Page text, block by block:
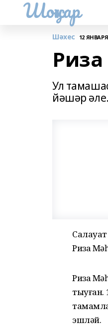
Шоңҡар
Шәхес 12 ЯНВАРЯ
Ул
йәшәр әле.
Риза
Риза
тыуған.
эшләй.